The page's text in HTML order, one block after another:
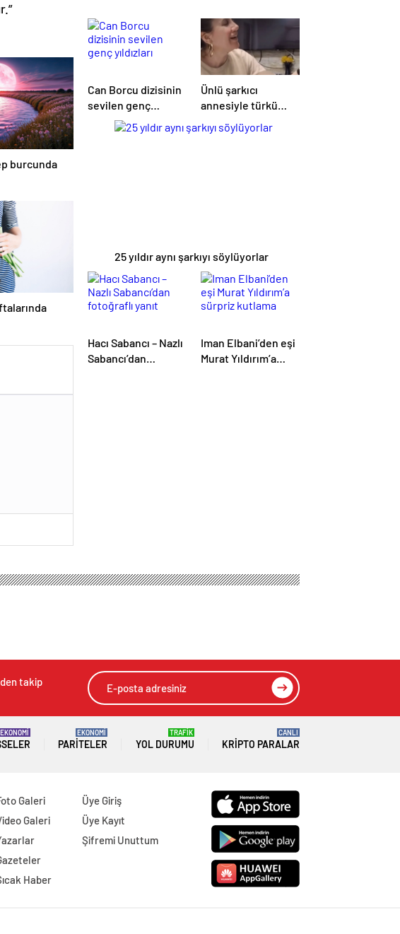
burcunda
Can Borcu dizisinin
sevilen genç
yıldızları
Ünlü şarkıcı
annesiyle türkü
söylediği anları
paylaştı! Sosyal
25 yıldır aynı şarkıyı söylüyorlar
Hacı Sabancı – Nazlı
Sabancı’dan
Iman Elbani’den eşi
Murat Yıldırım’a
takip
EKONOMİ
PARITELER
EKONOMİ
YOL DURUMU
TRAFİK
KRIPTO PARALAR
CANLI
Galeri
Galeri
Haber
Üye Giriş
Üye Kayıt
Şifremi Unuttum